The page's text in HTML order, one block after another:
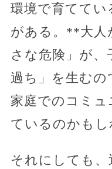
環境で育ててい
がある。**大人
さな危険」が
過ち」を生む
家庭でのコミュ
ているのかもし
それにしても